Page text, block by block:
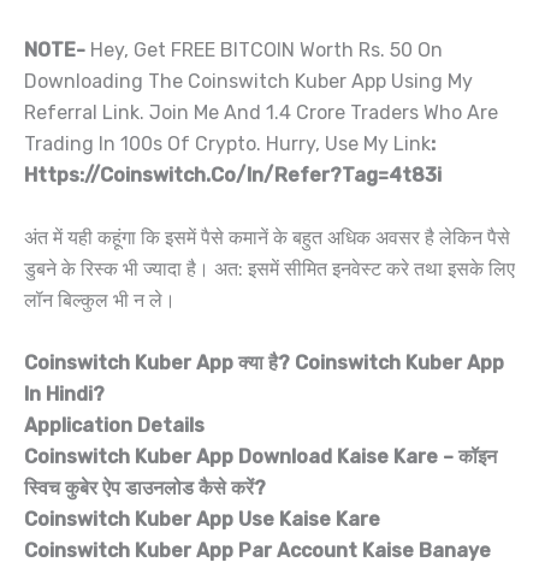
NOTE- Hey, Get FREE BITCOIN Worth Rs. 50 On
Downloading The Coinswitch Kuber App Using My
Referral Link. Join Me And 1.4 Crore Traders Who Are
Trading In 100s Of Crypto. Hurry, Use My Link:
Https://Coinswitch.Co/In/Refer?Tag=4t83i
अंत में यही कहूंगा कि इसमें पैसे कमानें के बहुत अधिक अवसर है लेकिन पैसे
डुबने के रिस्क भी ज्यादा है। अत: इसमें सीमित इनवेस्ट करे तथा इसके लिए
लॉन बिल्कुल भी न ले।
Coinswitch Kuber App क्या है? Coinswitch Kuber App
In Hindi?
Application Details
Coinswitch Kuber App Download Kaise Kare – कॉइन
स्विच कुबेर ऐप डाउनलोड कैसे करें?
Coinswitch Kuber App Use Kaise Kare
Coinswitch Kuber App Par Account Kaise Banaye